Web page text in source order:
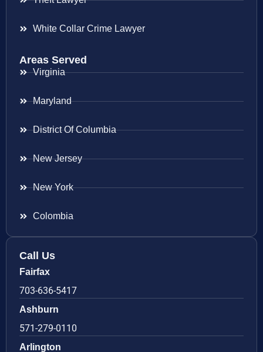
White Collar Crime Lawyer
Areas Served
Virginia
Maryland
District Of Columbia
New Jersey
New York
Colombia
Call Us
Fairfax
703-636-5417
Ashburn
571-279-0110
Arlington